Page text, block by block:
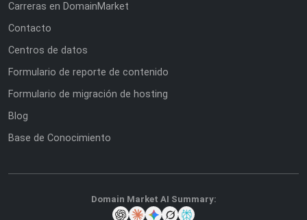
Carreras en DomainMarket
Contacto
Centros de datos
Formulario de reporte de contenido
Formulario de migración de hosting
Blog
Base de Conocimiento
Domain Market AI Summary: